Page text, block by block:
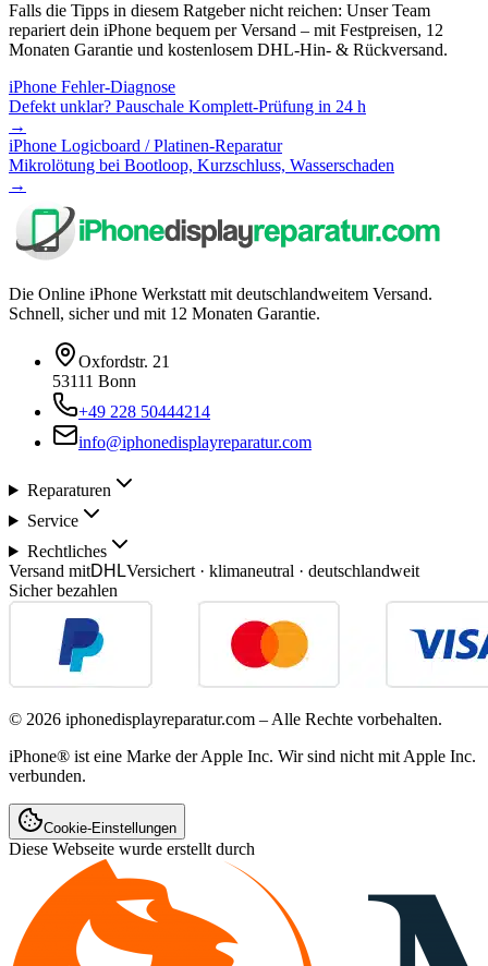
Falls die Tipps in diesem Ratgeber nicht reichen: Unser Team
repariert dein iPhone bequem per Versand – mit Festpreisen, 12
Monaten Garantie und kostenlosem DHL-Hin- & Rückversand.
iPhone Fehler-Diagnose
Defekt unklar? Pauschale Komplett-Prüfung in 24 h
→
iPhone Logicboard / Platinen-Reparatur
Mikrolötung bei Bootloop, Kurzschluss, Wasserschaden
→
Die Online iPhone Werkstatt mit deutschlandweitem Versand.
Schnell, sicher und mit 12 Monaten Garantie.
Oxfordstr. 21
53111 Bonn
+49 228 50444214
info@iphonedisplayreparatur.com
Reparaturen
Service
Rechtliches
Versand mitDHLVersichert · klimaneutral · deutschlandweit
Sicher bezahlen
© 2026 iphonedisplayreparatur.com – Alle Rechte vorbehalten.
iPhone® ist eine Marke der Apple Inc. Wir sind nicht mit Apple Inc.
verbunden.
Cookie-Einstellungen
Diese Webseite wurde erstellt durch